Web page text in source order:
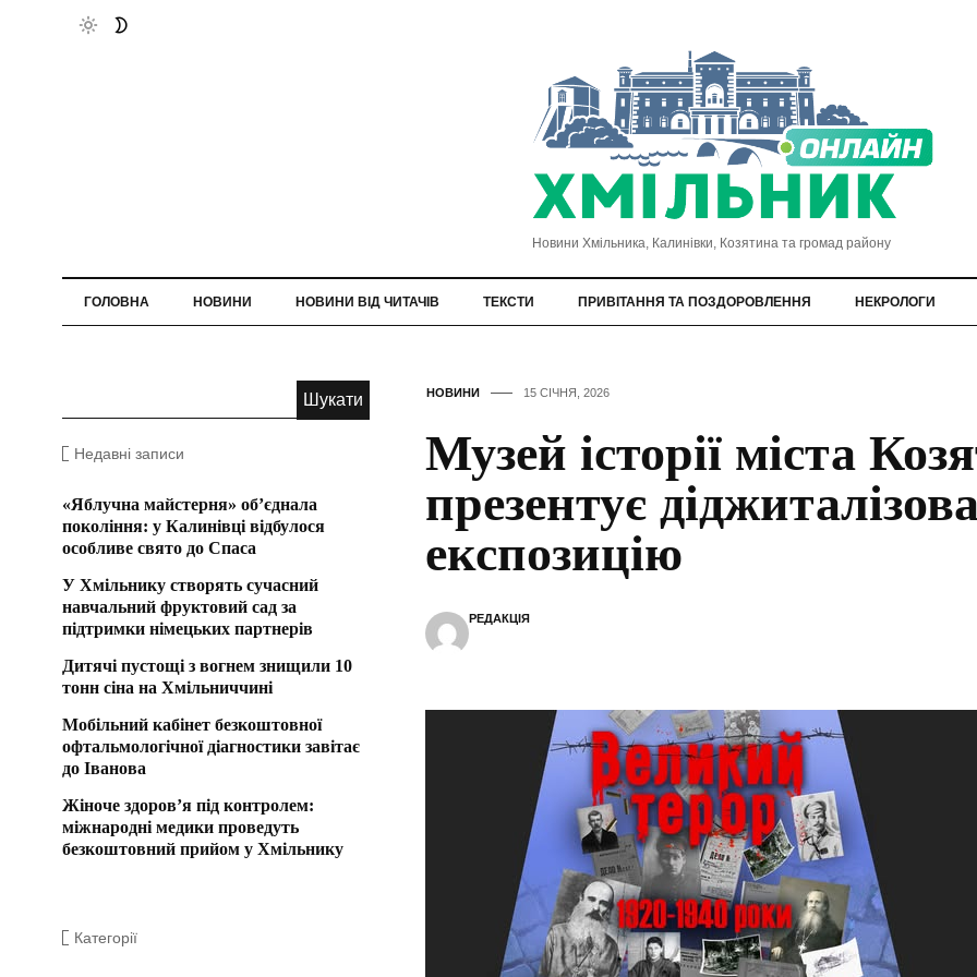
Новини Хмільника, Калинівки, Козятина та громад району
ГОЛОВНА НОВИНИ НОВИНИ ВІД ЧИТАЧІВ ТЕКСТИ ПРИВІТАННЯ ТА ПОЗДОРОВЛЕННЯ НЕКРОЛОГИ
НОВИНИ 15 СІЧНЯ, 2026
Музей історії міста
презентує
експозицію
РЕДАКЦІЯ
Недавні записи
«Яблучна майстерня» об’єднала
покоління: у Калинівці відбулося
особливе свято до Спаса
У Хмільнику створять сучасний
навчальний фруктовий сад за
підтримки німецьких партнерів
Дитячі пустощі з вогнем знищили 10
тонн сіна на Хмільниччині
Мобільний кабінет безкоштовної
офтальмологічної діагностики завітає
до Іванова
Жіноче здоров’я під контролем:
міжнародні медики проведуть
безкоштовний прийом у Хмільнику
Категорії